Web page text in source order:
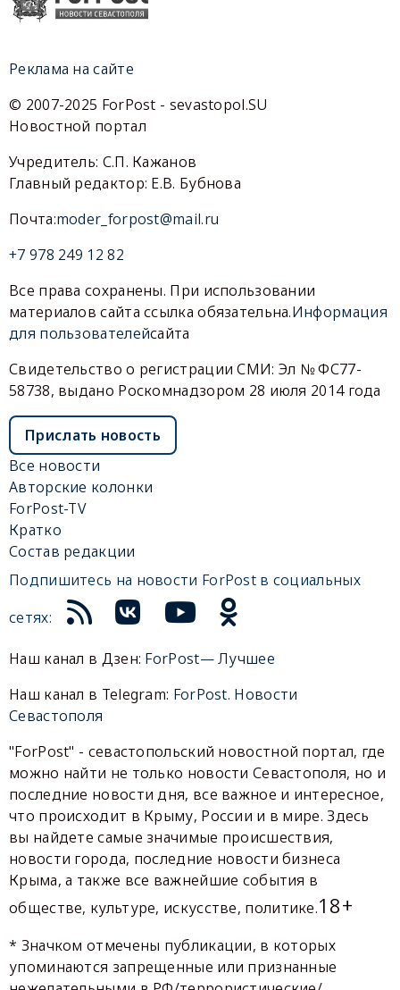
Реклама на сайте
© 2007-2025 ForPost - sevastopol.SU
Новостной портал
Учредитель: С.П. Кажанов
Главный редактор: Е.В. Бубнова
Почта:moder_forpost@mail.ru
+7 978 249 12 82
Все права сохранены. При использовании
материалов сайта ссылка обязательна.Информация
для пользователейсайта
Свидетельство о регистрации СМИ: Эл № ФС77-
58738, выдано Роскомнадзором 28 июля 2014 года
Прислать новость
Все новости
Авторские колонки
ForPost-TV
Кратко
Состав редакции
Подпишитесь на новости ForPost в социальных
сетях:
Наш канал в Дзен: ForPost— Лучшее
Наш канал в Telegram: ForPost. Новости
Севастополя
"ForPost" - севастопольский новостной портал, где
можно найти не только новости Севастополя, но и
последние новости дня, все важное и интересное,
что происходит в Крыму, России и в мире. Здесь
вы найдете самые значимые происшествия,
новости города, последние новости бизнеса
Крыма, а также все важнейшие события в
обществе, культуре, искусстве, политике.18+
* Значком отмечены публикации, в которых
упоминаются запрещенные или признанные